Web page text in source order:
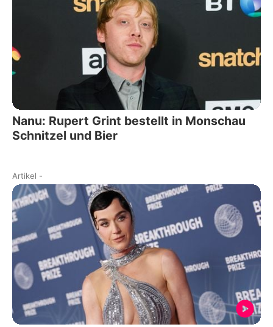
Nanu: Rupert Grint bestellt in Monschau
Schnitzel und Bier
Artikel -